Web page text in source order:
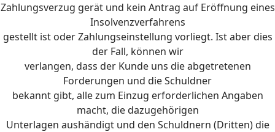
Zahlungsverzug gerät und kein Antrag auf Eröffnung eines
Insolvenzverfahrens
gestellt ist oder Zahlungseinstellung vorliegt. Ist aber dies
der Fall, können wir
verlangen, dass der Kunde uns die abgetretenen
Forderungen und die Schuldner
bekannt gibt, alle zum Einzug erforderlichen Angaben
macht, die dazugehörigen
Unterlagen aushändigt und den Schuldnern (Dritten) die